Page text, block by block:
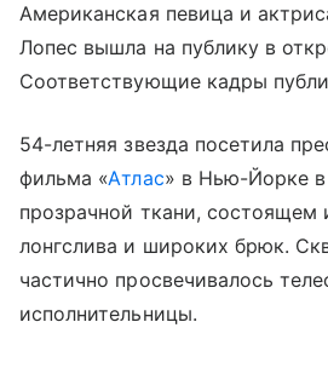
Американская певица и
Лопес вышла на публику в
Соответствующие кадры
54-летняя звезда посетила
фильма «Атлас» в Нью-Йорке
прозрачной ткани, состоящем
лонгслива и широких брюк.
частично просвечивалось
исполнительницы.